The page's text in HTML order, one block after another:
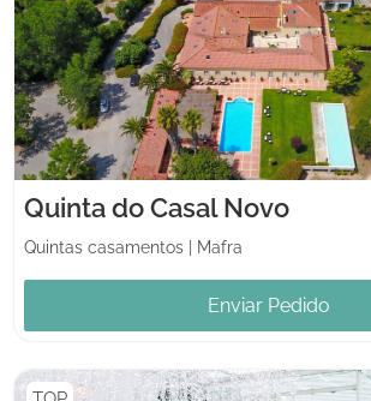
Quinta do Casal Novo
Quintas casamentos Mafra
Enviar Pedido